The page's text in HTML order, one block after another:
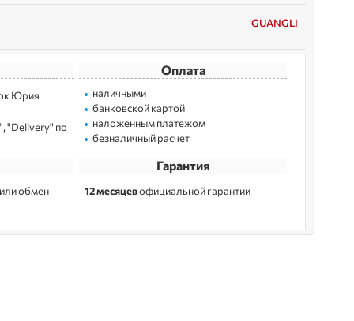
GUANGLI
Юрия
"Delivery" по
Оплата
наличными
банковской картой
наложенным платежом
безналичный расчет
обмен
Гарантия
12 месяцевофициальной гарантии